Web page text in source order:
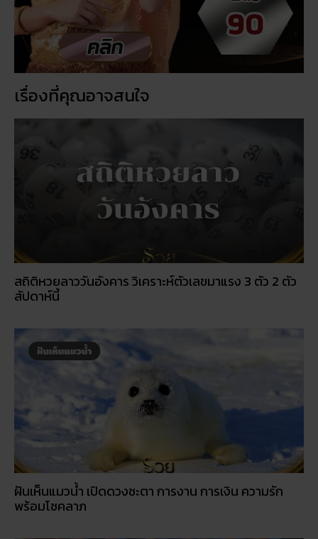
เรื่องที่คุณอาจสนใจ
สถิติหวยลาววันอังคาร วิเคราะห์ตัวเลขมาแรง 3 ตัว 2 ตัว
สัปดาห์นี้
ฝันเห็นแมวน้ำ เปิดดวงชะตา การงาน การเงิน ความรัก
พร้อมโชคลาภ